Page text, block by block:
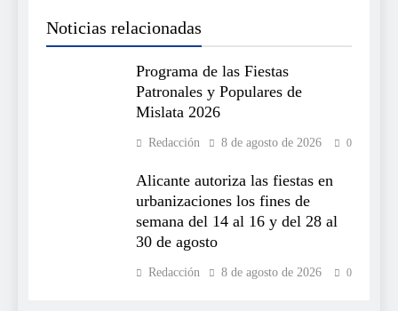
Noticias relacionadas
Programa de las Fiestas
Patronales y Populares de
Mislata 2026
Redacción 8 de agosto de 2026 0
Alicante autoriza las fiestas en
urbanizaciones los fines de
semana del 14 al 16 y del 28 al
30 de agosto
Redacción 8 de agosto de 2026 0